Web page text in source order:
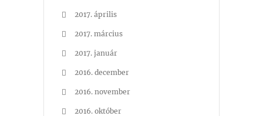
2017. április
2017. március
2017. január
2016. december
2016. november
2016. október